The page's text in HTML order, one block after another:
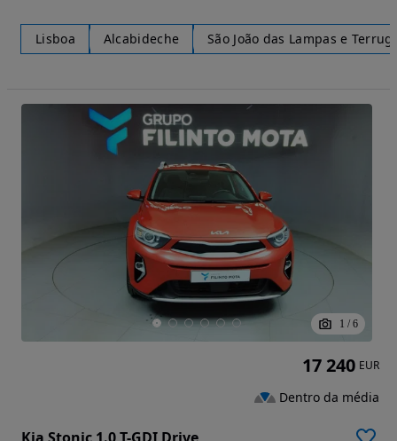
Lisboa Alcabideche São João das Lampas e
1 / 6
17 240 EUR
Dentro da média